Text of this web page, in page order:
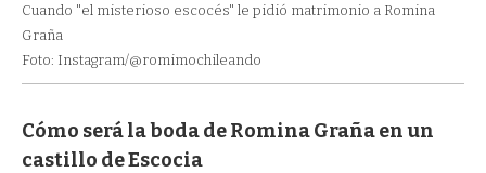
Cuando "el misterioso escocés" le pidió matrimonio a Romina
Graña
Foto: Instagram/@romimochileando
Cómo será la boda de Romina Graña en un
castillo de Escocia